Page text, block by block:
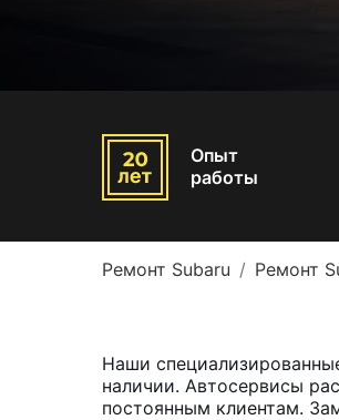
Опыт
работы
Ремонт Subaru Ремонт
Наши
наличии. Автосервисы
постоянным клиентам.